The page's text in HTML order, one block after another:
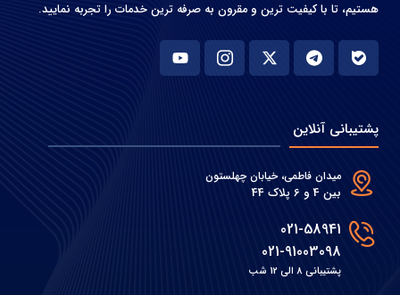
هستیم، تا با کیفیت ترین و مقرون به صرفه ترین خدمات را تجربه نمایید.
پشتیبانی آنلاین
میدان فاطمی، خیابان چهلستون
بین 4 و 6 پلاک 44
021-58941
021-91003098
پشتیبانی 8 الی 12 شب